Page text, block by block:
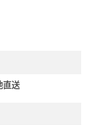
直送